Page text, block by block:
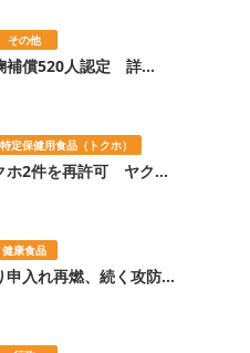
その他
補償520人認定 詳...
特定保健用食品（トクホ）
ホ2件を再許可 ヤク...
健康食品
申入れ再燃、続く攻防...